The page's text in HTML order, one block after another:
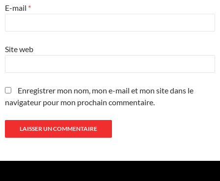
E-mail *
Site web
Enregistrer mon nom, mon e-mail et mon site dans le
navigateur pour mon prochain commentaire.